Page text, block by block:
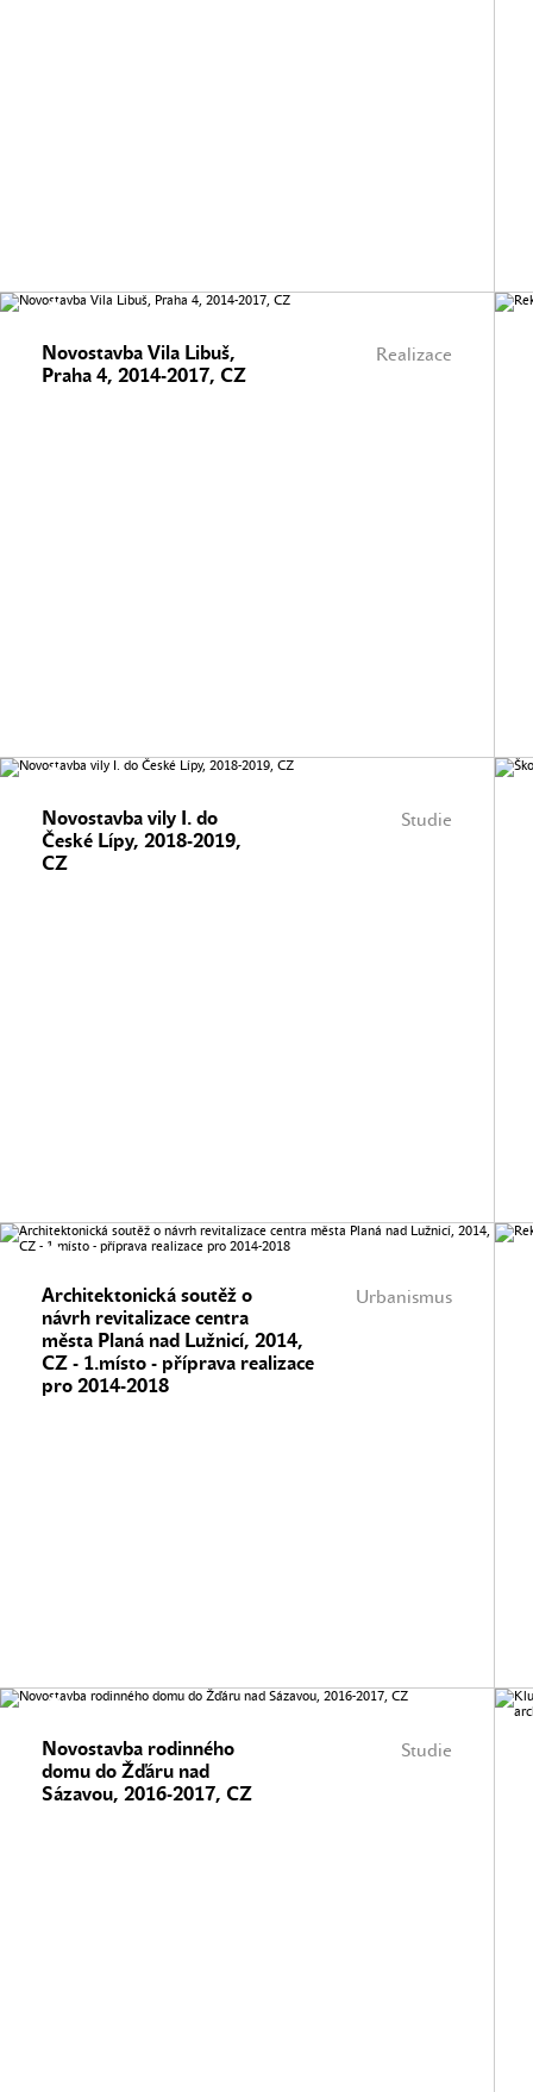
Realizace
Novostavba Vila Libuš,
Praha 4, 2014-2017, CZ
Studie
Novostavba vily I. do
České Lípy, 2018-2019,
CZ
Urbanismus
Architektonická soutěž o
návrh revitalizace centra
města Planá nad Lužnicí, 2014,
CZ - 1.místo - příprava realizace
pro 2014-2018
Studie
Novostavba rodinného
domu do Žďáru nad
Sázavou, 2016-2017, CZ